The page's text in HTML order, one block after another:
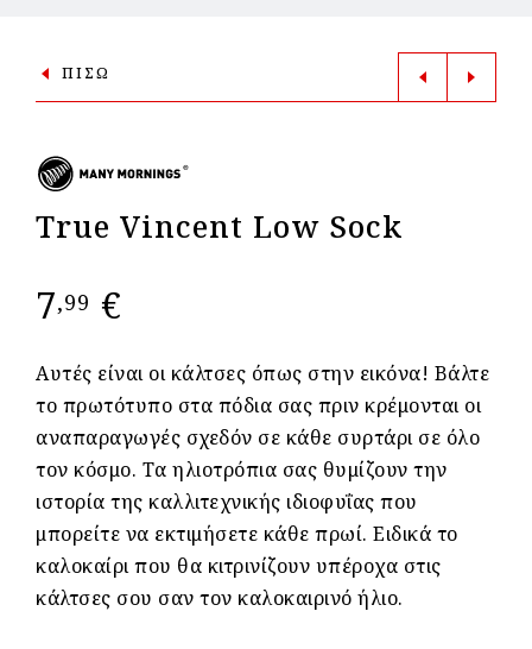
ΠΙΣΩ
True Vincent Low Sock
7,99 €
Αυτές είναι οι κάλτσες όπως στην εικόνα! Βάλτε
το πρωτότυπο στα πόδια σας πριν κρέμονται οι
αναπαραγωγές σχεδόν σε κάθε συρτάρι σε όλο
τον κόσμο. Τα ηλιοτρόπια σας θυμίζουν την
ιστορία της καλλιτεχνικής ιδιοφυΐας που
μπορείτε να εκτιμήσετε κάθε πρωί. Ειδικά το
καλοκαίρι που θα κιτρινίζουν υπέροχα στις
κάλτσες σου σαν τον καλοκαιρινό ήλιο.